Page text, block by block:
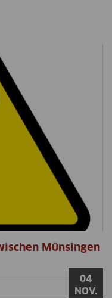
Münsingen
04
NOV.